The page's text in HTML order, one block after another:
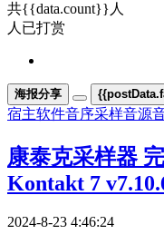
共{{data.count}}人
人已打赏
海报分享
宿主软件音序采样音源
康泰克采样器
Kontakt 7
2024-8-23 4:46:24